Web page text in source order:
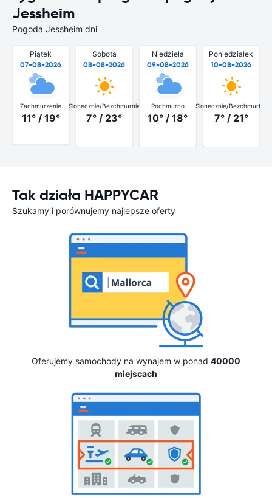
Jessheim
Pogoda Jessheim dni
Piątek
07-08-2026
Zachmurzenie
11° / 19°
Sobota
08-08-2026
Słonecznie/Bezchmurnie
7° / 23°
Niedziela
09-08-2026
Pochmurno
10° / 18°
Poniedziałek
10-08-2026
Słonecznie/Bezchmurnie
7° / 21°
Tak działa HAPPYCAR
Szukamy i porównujemy najlepsze oferty
Oferujemy samochody na wynajem w ponad 40000
miejscach